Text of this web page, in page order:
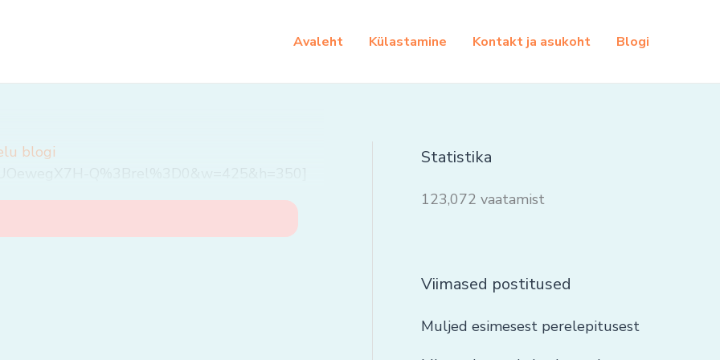
Avaleht Külastamine Kontakt ja asukoht Blogi
blogi
Statistika
123,072 vaatamist
Viimased postitused
Muljed esimesest perelepitusest